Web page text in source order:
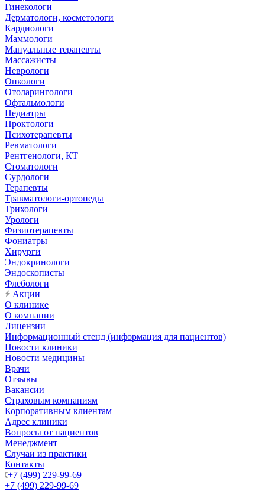
Гинекологи
Дерматологи, косметологи
Кардиологи
Маммологи
Мануальные терапевты
Массажисты
Неврологи
Онкологи
Отоларингологи
Офтальмологи
Педиатры
Проктологи
Психотерапевты
Ревматологи
Рентгенологи, КТ
Стоматологи
Сурдологи
Терапевты
Травматологи-ортопеды
Трихологи
Урологи
Физиотерапевты
Фониатры
Хирурги
Эндокринологи
Эндоскописты
Флебологи
Акции
О клинике
О компании
Лицензии
Информационный стенд (информация для пациентов)
Новости клиники
Новости медицины
Врачи
Отзывы
Вакансии
Страховым компаниям
Корпоративным клиентам
Адрес клиники
Вопросы от пациентов
Менеджмент
Случаи из практики
Контакты
+7 (499) 229-99-69
+7 (499) 229-99-69